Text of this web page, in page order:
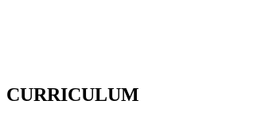
CURRICULUM